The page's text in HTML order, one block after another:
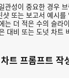
관성이 중요한 경우
샷 또는 보고서 예시를
는 더 적은 수의 슬라
대비 또는 도넛 차트
트 프롬프트 작